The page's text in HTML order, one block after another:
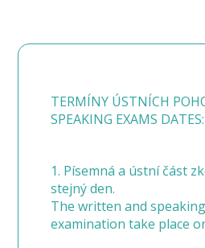
TERMÍNY ÚSTNÍCH
SPEAKING EXAMS DATES:
1. Písemná a ústní část
stejný den.
The written and
examination take place